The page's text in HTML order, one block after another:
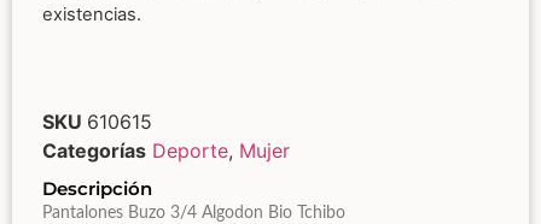
existencias.
SKU 610615
Categorías Deporte, Mujer
Descripción
Pantalones Buzo 3/4 Algodon Bio Tchibo